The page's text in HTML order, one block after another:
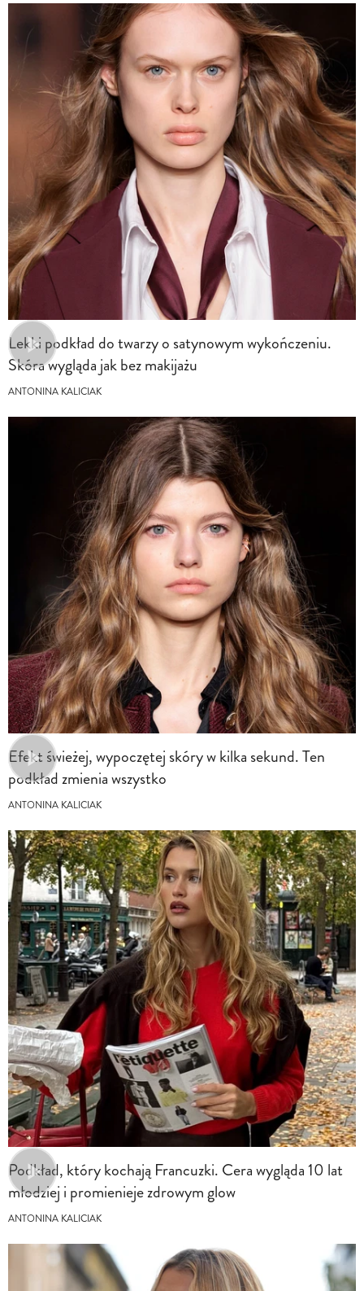
Lekki podkład do twarzy o satynowym wykończeniu.
Skóra wygląda jak bez makijażu
ANTONINA KALICIAK
Efekt świeżej, wypoczętej skóry w kilka sekund. Ten
podkład zmienia wszystko
ANTONINA KALICIAK
Podkład, który kochają Francuzki. Cera wygląda 10 lat
młodziej i promienieje zdrowym glow
ANTONINA KALICIAK